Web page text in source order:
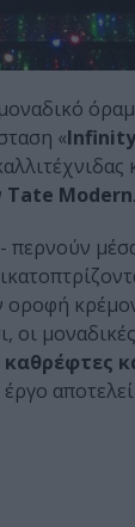
«
Tate Modern.
περνούν
μοναδικές